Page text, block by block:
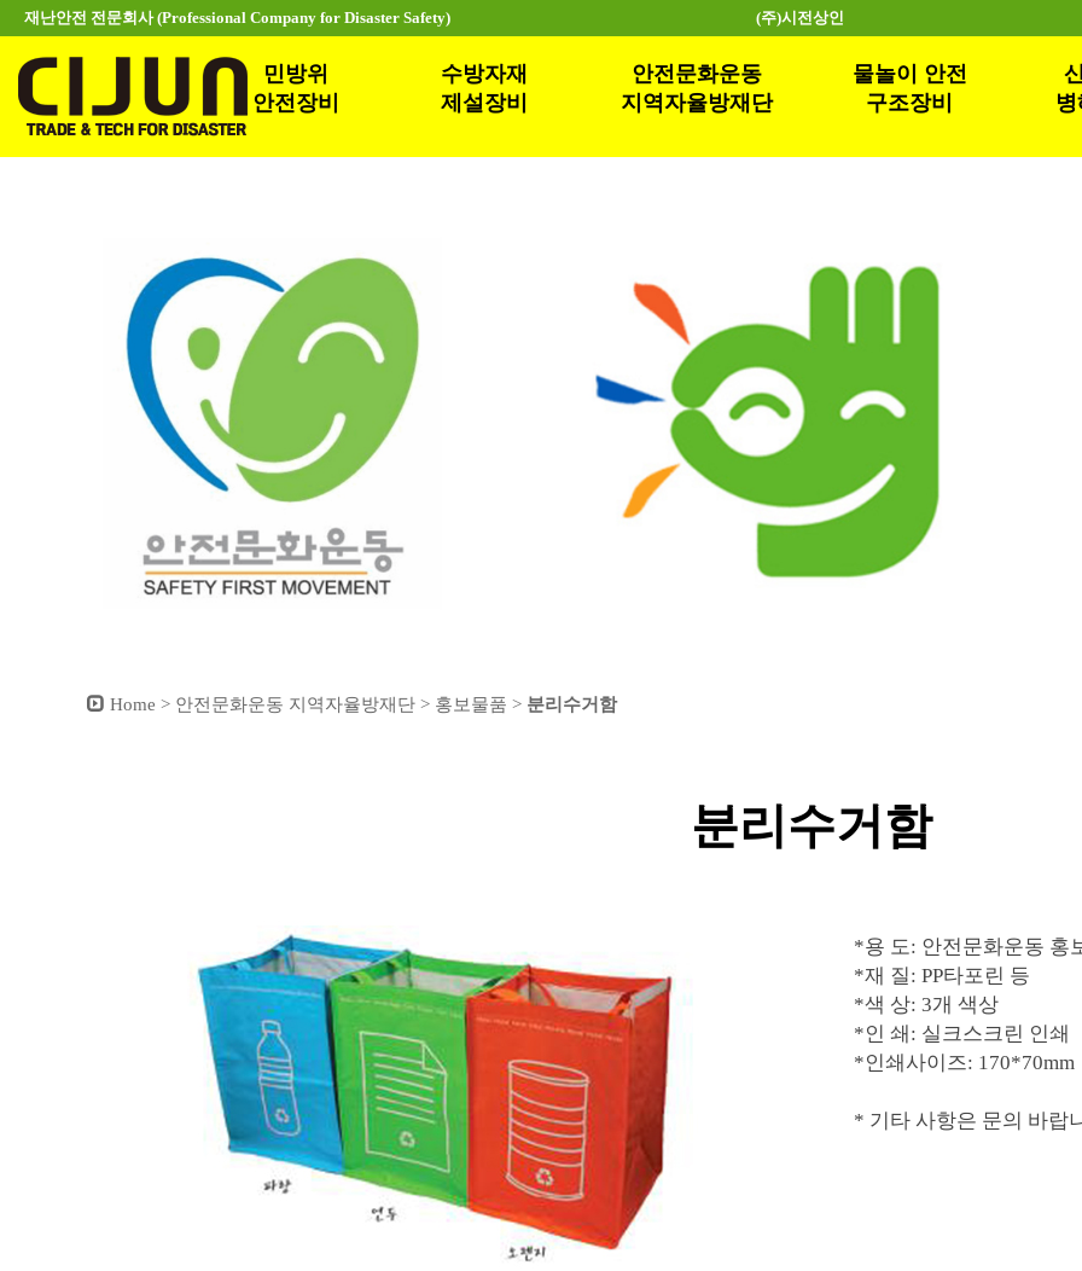
재난안전 전문회사 (Professional Company for Disaster Safety) (주)시전상인
민방위
안전장비
수방자재
제설장비
안전문화운동
지역자율방재단
물놀이 안전
구조장비
Home > 안전문화운동 지역자율방재단 > 홍보물품 > 분리수거함
분리수거함
*용 도: 안전문화운동 홍
*재 질: PP타포린 등
*색 상: 3개 색상
*인 쇄: 실크스크린 인쇄
*인쇄사이즈: 170*70mm
* 기타 사항은 문의 바랍